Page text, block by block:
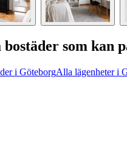
som kan
i GöteborgAlla lägenheter i